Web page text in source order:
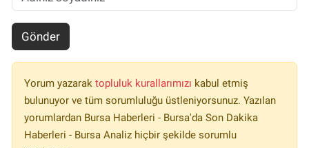
Gönder
Yorum yazarak topluluk kurallarımızı kabul etmiş
bulunuyor ve tüm sorumluluğu üstleniyorsunuz. Yazılan
yorumlardan Bursa Haberleri - Bursa'da Son Dakika
Haberleri - Bursa Analiz hiçbir şekilde sorumlu